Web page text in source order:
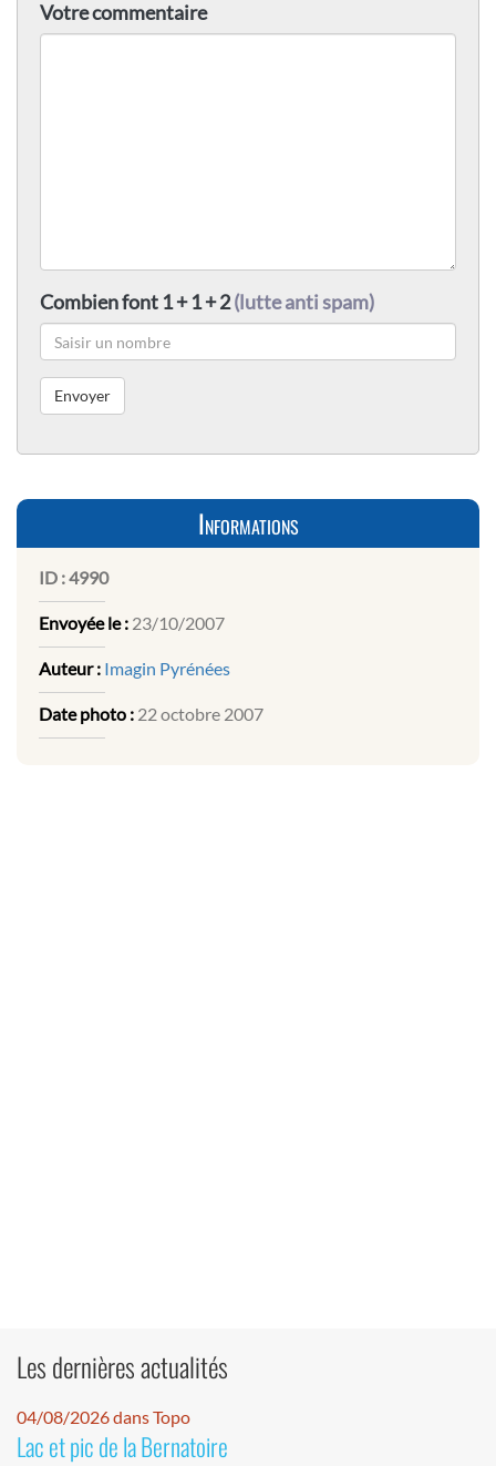
Votre commentaire
Combien font 1 + 1 + 2(lutte anti spam)
Informations
ID :4990
Envoyée le : 23/10/2007
Auteur : Imagin Pyrénées
Date photo : 22 octobre 2007
Les dernières actualités
04/08/2026 dans Topo
Lac et pic de la Bernatoire